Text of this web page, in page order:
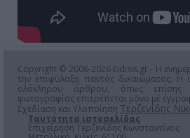
Copyright © 2006-2026 Eidisis.gr - Η
την επιφύλαξη παντός δικαιώματος. Η
ολόκληρου άρθρου, όπως επίσης
φωτογραφίας επιτρέπεται μόνο μέ
Σχεδίαση και Υλοποίηση Τερζενίδης
Ταυτότητα ιστοσελίδας
Επιχείρηση Τερζενίδης Κωνσταντίνος